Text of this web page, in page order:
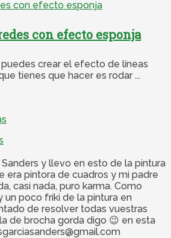
con efecto esponja
crear el efecto de líneas
tienes que hacer es rodar ...
y llevo en esto de la pintura
era pintora de cuadros y mi padre
casi nada, puro karma. Como
un poco friki de la pintura en
de resolver todas vuestras
de brocha gorda digo 😉 en esta